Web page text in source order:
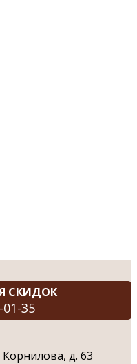
СКИДОК
35
д. 63